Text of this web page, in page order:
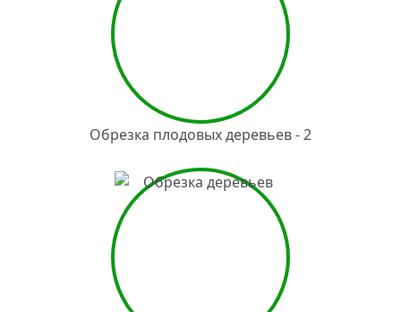
Обрезка плодовых деревьев - 2